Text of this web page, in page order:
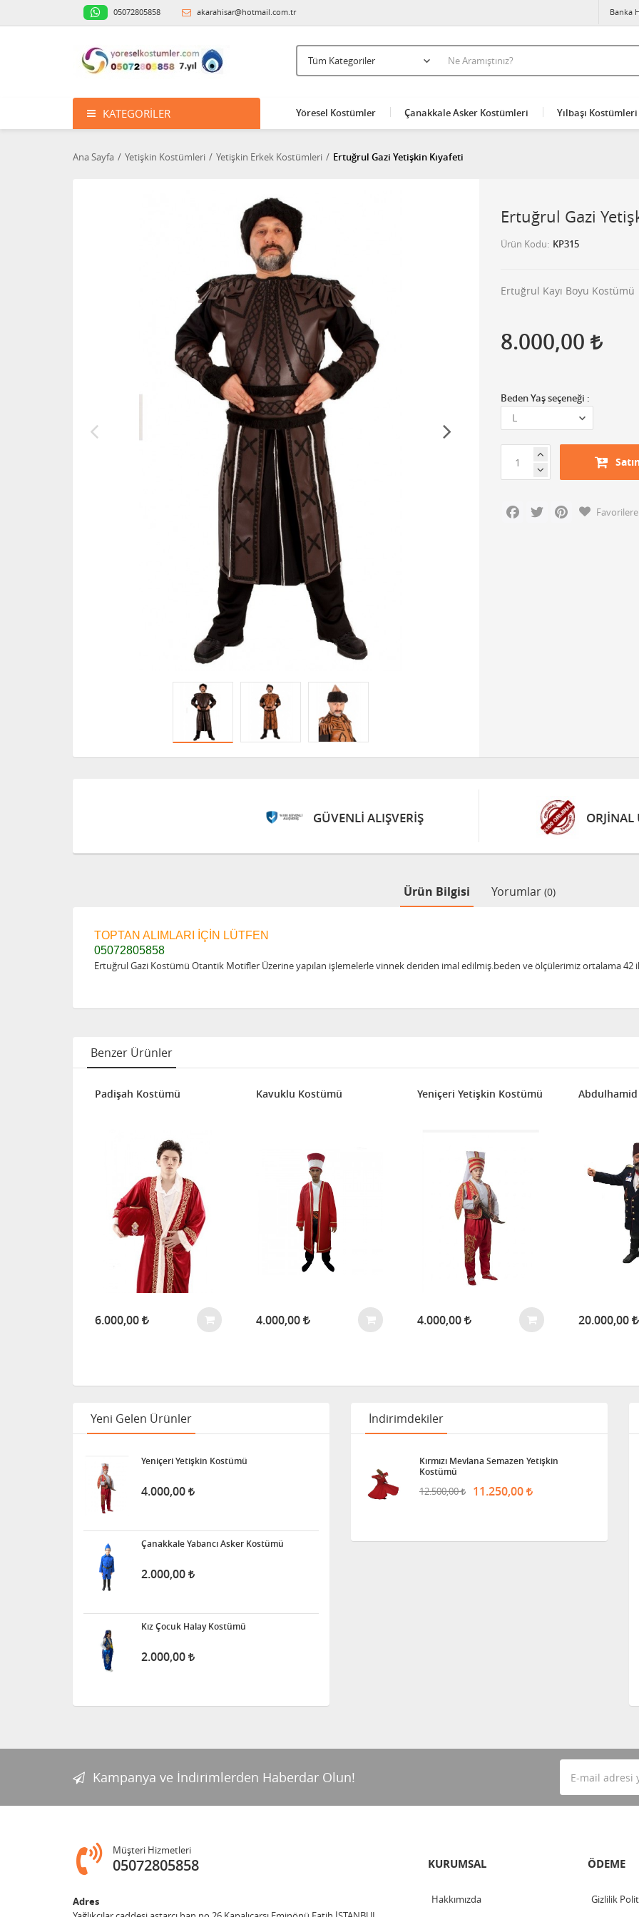
05072805858 akarahisar@hotmail.com.tr Banka
KATEGORILER Yöresel Kostümler Çanakkale Asker Kostümleri Yılbaşı Kostümleri
Ana Sayfa Yetişkin Kostümleri Yetişkin Erkek Kostümleri Ertuğrul Gazi Yetişkin Kıyafeti
Ertuğrul Gazi
Ürün Kodu KP315
Ertuğrul Kayı Boyu Kostümü
8.000,00
Beden Yaş seçeneği :
Facebook
Twitter Pinterest
GÜVENLİ ALIŞVERİŞ ORJİNAL
Ürün Bilgisi Yorumlar (0)
TOPTAN ALIMLARI İÇİN LÜTFEN
05072805858
Ertuğrul Gazi Kostümü Otantik Motifler Üzerine yapılan işlemelerle vinnek deriden imal edilmiş.beden ve ölçülerimiz ortalama
Benzer Ürünler
Padişah Kostümü
6.000,00
Kavuklu Kostümü
4.000,00
Yeniçeri Yetişkin Kostümü
4.000,00
Abdulhamid
20.000,00
Yeni Gelen Ürünler
Yeniçeri Yetişkin Kostümü
4.000,00
Çanakkale Yabancı Asker Kostümü
2.000,00
Kız Çocuk Halay Kostümü
2.000,00
İndirimdekiler
Kırmızı Mevlana Semazen Yetişkin
Kostümü
12.500,00 11.250,00
Kampanya ve İndirimlerden Haberdar Olun!
Müşteri Hizmetleri
05072805858
Adres
KURUMSAL
Hakkımızda
ÖDEME
Gizlilik